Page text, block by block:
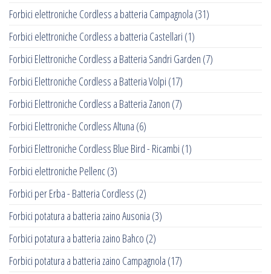
Forbici elettroniche Cordless a batteria Campagnola (31)
Forbici elettroniche Cordless a batteria Castellari (1)
Forbici Elettroniche Cordless a Batteria Sandri Garden (7)
Forbici Elettroniche Cordless a Batteria Volpi (17)
Forbici Elettroniche Cordless a Batteria Zanon (7)
Forbici Elettroniche Cordless Altuna (6)
Forbici Elettroniche Cordless Blue Bird - Ricambi (1)
Forbici elettroniche Pellenc(3)
Forbici per Erba - Batteria Cordless (2)
Forbici potatura a batteria zaino Ausonia (3)
Forbici potatura a batteria zaino Bahco (2)
Forbici potatura a batteria zaino Campagnola (17)